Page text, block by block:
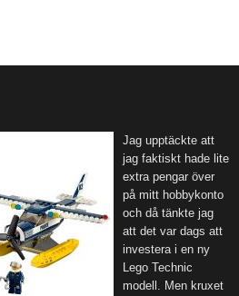
Jag upptäckte att
jag faktiskt hade lite
extra pengar över
på mitt hobbykonto
och då tänkte jag
att det var dags att
investera i en ny
Lego Technic
modell. Men kruxet